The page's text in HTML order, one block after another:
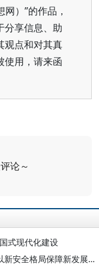
）”的作品，
分享信息、助
观点和对其真
使用，请来函
论～
式现代化建设
郑栅洁：持续提升国家经济安全保障能力 以新安全格局保障新发展格局